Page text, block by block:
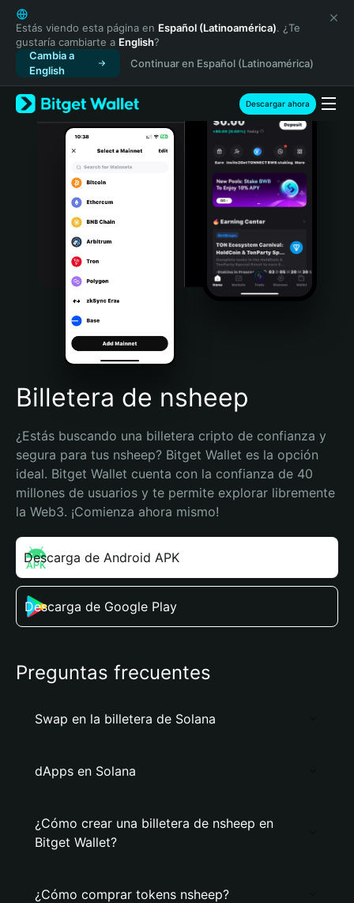
English
日本語
Tiếng Việt
Русский
Español (Latinoamérica)
Türkçe
Italiano
Português (Portugal)
Bahasa Indonesia
Português (Brasil)
Español (Argentina)
Estás viendo esta página en Español (Latinoamérica). ¿Te
gustaría cambiarte a English?
Cambia a
English
Continuar en Español (Latinoamérica)
Descargar ahora
Billetera de nsheep
¿Estás buscando una billetera cripto de confianza y
segura para tus nsheep? Bitget Wallet es la opción
ideal. Bitget Wallet cuenta con la confianza de 40
millones de usuarios y te permite explorar libremente
la Web3. ¡Comienza ahora mismo!
Descarga de Android APK
Descarga de Google Play
Preguntas frecuentes
Swap en la billetera de Solana
dApps en Solana
¿Cómo crear una billetera de nsheep en
Bitget Wallet?
¿Cómo comprar tokens nsheep?